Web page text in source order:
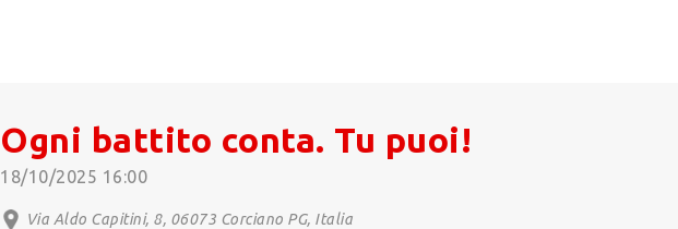
Ogni battito conta. Tu puoi!
18/10/2025 16:00
Via Aldo Capitini, 8, 06073 Corciano PG, Italia